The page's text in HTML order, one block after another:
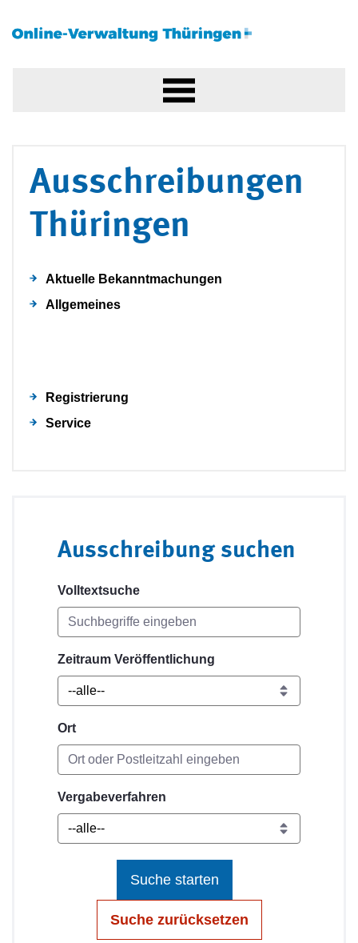
Ausschreibungen
Thüringen
Aktuelle Bekanntmachungen
Allgemeines
Registrierung
Service
Ausschreibung suchen
Volltextsuche
Zeitraum Veröffentlichung
Ort
Vergabeverfahren
Suche starten
Suche zurücksetzen